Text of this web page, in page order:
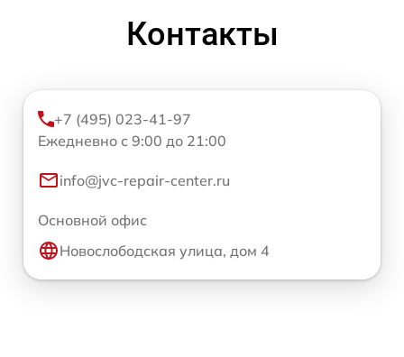
Контакты
+7 (495) 023-41-97
Ежедневно с 9:00 до 21:00
info@jvc-repair-center.ru
Основной офис
Новослободская улица, дом 4